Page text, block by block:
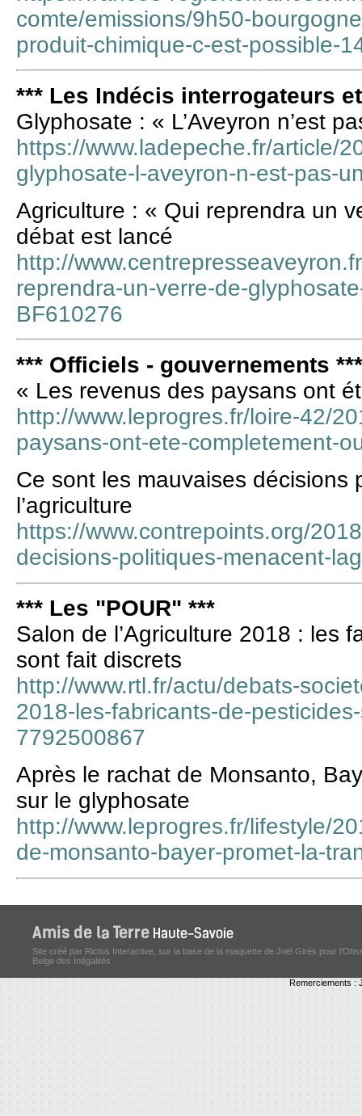
comte/emissions/9h50-
produit-chimique-c-est-possible-
*** Les Indécis interrogateurs
Glyphosate : « L’Aveyron n’est
https://www.ladepeche.fr/article/
glyphosate-l-aveyron-n-est-pas-
Agriculture : « Qui reprendra un
débat est lancé
http://
reprendra-un-verre-de-
BF610276
*** Officiels - gouvernements ***
« Les revenus des paysans ont
http://www.leprogres.fr/loire-42/
paysans-ont-ete-completement-
Ce sont les mauvaises décisions
l’agriculture
https://www.contrepoints.org/
decisions-politiques-menacent-
*** Les "POUR" ***
Salon de l’Agriculture 2018 : les
sont fait discrets
http://www.rtl.fr/actu/debats-
2018-les-fabricants-de-
7792500867
Après le rachat de Monsanto,
sur le glyphosate
http://www.leprogres.fr/lifestyle/
de-monsanto-bayer-promet-la-
Site créé par Rictus Interactive, sur la base de la maquette de Joël Girès pour
Belge des Inégalités
Remerciements :